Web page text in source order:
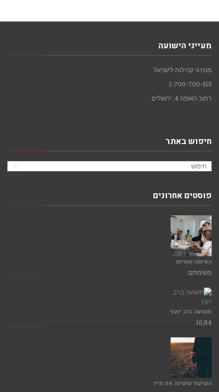
מעייני הישועה
מנהיגי קהילות לישראל
1-700-700-515
רחוב האופה 4, ירושלים
חיפוש באתר
פוסטים אחרונים
האישה שאיתו
משימתם
תשועה ברב יועץ
10,84
השיעור ששינה את חייו